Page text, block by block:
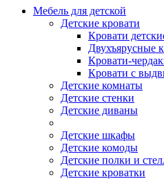
Мебель для детской
Детские кровати
Кровати
Двухъярусные
Кровати-
Кровати с
Детские комнаты
Детские стенки
Детские диваны
Детские шкафы
Детские комоды
Детские полки и
Детские кроватки